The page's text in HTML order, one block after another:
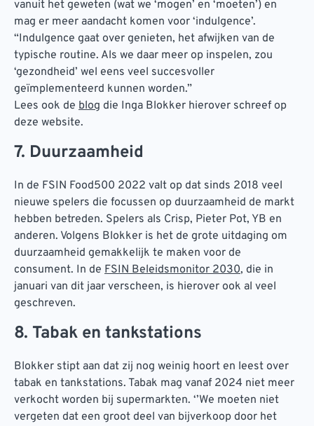
vanuit het geweten (wat we ‘mogen’ en ‘moeten’) en
mag er meer aandacht komen voor ‘indulgence’.
“Indulgence gaat over genieten, het afwijken van de
typische routine. Als we daar meer op inspelen, zou
‘gezondheid’ wel eens veel succesvoller
geïmplementeerd kunnen worden.”
Lees ook de blog die Inga Blokker hierover schreef op
deze website.
7. Duurzaamheid
In de FSIN Food500 2022 valt op dat sinds 2018 veel
nieuwe spelers die focussen op duurzaamheid de markt
hebben betreden. Spelers als Crisp, Pieter Pot, YB en
anderen. Volgens Blokker is het de grote uitdaging om
duurzaamheid gemakkelijk te maken voor de
consument. In de FSIN Beleidsmonitor 2030, die in
januari van dit jaar verscheen, is hierover ook al veel
geschreven.
8. Tabak en tankstations
Blokker stipt aan dat zij nog weinig hoort en leest over
tabak en tankstations. Tabak mag vanaf 2024 niet meer
verkocht worden bij supermarkten. ‘’We moeten niet
vergeten dat een groot deel van bijverkoop door het